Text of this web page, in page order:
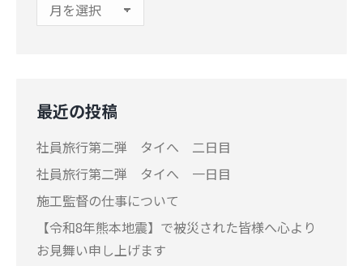
ー
最近の投稿
社員旅行第二弾 タイへ 二日目
社員旅行第二弾 タイへ 一日目
施工監督の仕事について
【令和8年熊本地震】で被災された皆様へ心より
お見舞い申し上げます